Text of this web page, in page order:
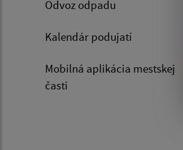
Odvoz odpadu
Kalendár podujatí
Mobilná aplikácia mestskej
časti